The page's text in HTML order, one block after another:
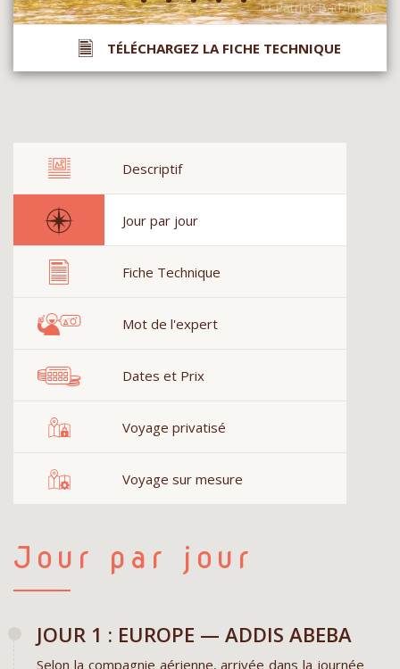
TÉLÉCHARGEZ LA FICHE TECHNIQUE
Descriptif
Jour par jour
Fiche Technique
Mot de l'expert
Dates et Prix
Voyage privatisé
Voyage sur mesure
Jour par jour
JOUR 1 : EUROPE — ADDIS ABEBA
Selon la compagnie aérienne, arrivée dans la journée